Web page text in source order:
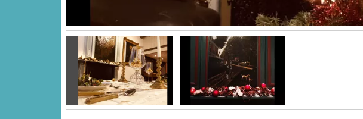
Vorige